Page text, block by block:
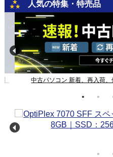
人気の特集・特売品
中古パソコン 新着、再入荷